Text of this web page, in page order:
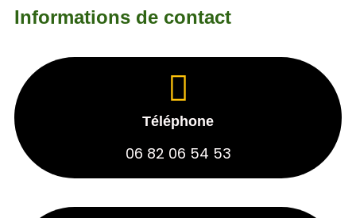
Informations de contact
Téléphone
06 82 06 54 53